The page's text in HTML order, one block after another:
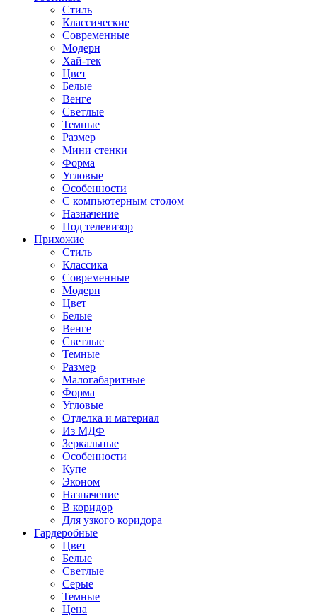
Стиль
Классические
Современные
Модерн
Хай-тек
Цвет
Белые
Венге
Светлые
Темные
Размер
Мини стенки
Форма
Угловые
Особенности
С компьютерным столом
Назначение
Под телевизор
Прихожие
Стиль
Классика
Современные
Модерн
Цвет
Белые
Венге
Светлые
Темные
Размер
Малогабаритные
Форма
Угловые
Отделка и материал
Из МДФ
Зеркальные
Особенности
Купе
Эконом
Назначение
В коридор
Для узкого коридора
Гардеробные
Цвет
Белые
Светлые
Серые
Темные
Цена